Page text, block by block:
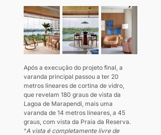
Após a execução do projeto final, a
varanda principal passou a ter 20
metros lineares de cortina de vidro,
que revelam 180 graus de vista da
Lagoa de Marapendi, mais uma
varanda de 14 metros lineares, a 45
graus, com vista da Praia da Reserva.
“A vista é completamente livre de